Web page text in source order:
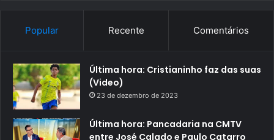
Popular Recente Comentários
Última hora: Cristianinho faz das suas
(Video)
23 de dezembro de 2023
Última hora: Pancadaria na CMTV
entre José Calado e Paulo Catarro